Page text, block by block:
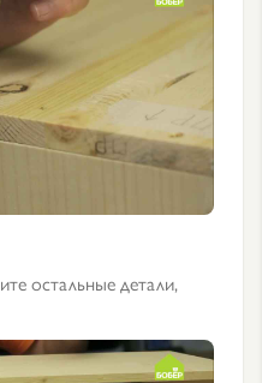
остальные детали,